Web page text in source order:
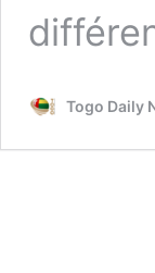
Togo Daily